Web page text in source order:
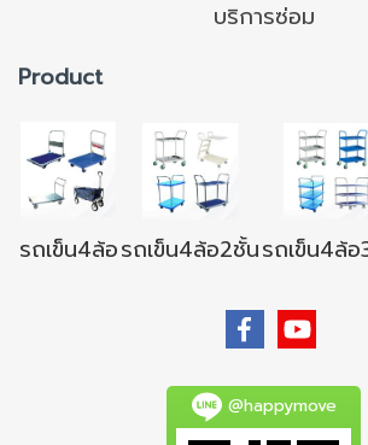
บริการซ่อม
Product
รถเข็น4ล้อรถเข็น4ล้อ2ชั้นรถเข็น4ล้อ
@happymove